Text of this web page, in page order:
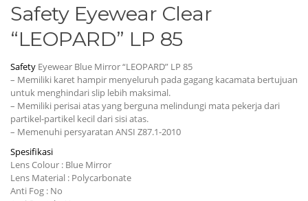
Safety Eyewear Clear
“LEOPARD” LP 85
Safety Eyewear Blue Mirror “LEOPARD” LP 85
– Memiliki karet hampir menyeluruh pada gagang kacamata bertujuan
untuk menghindari slip lebih maksimal.
– Memiliki perisai atas yang berguna melindungi mata pekerja dari
partikel-partikel kecil dari sisi atas.
– Memenuhi persyaratan ANSI Z87.1-2010
Spesifikasi
Lens Colour : Blue Mirror
Lens Material : Polycarbonate
Anti Fog : No